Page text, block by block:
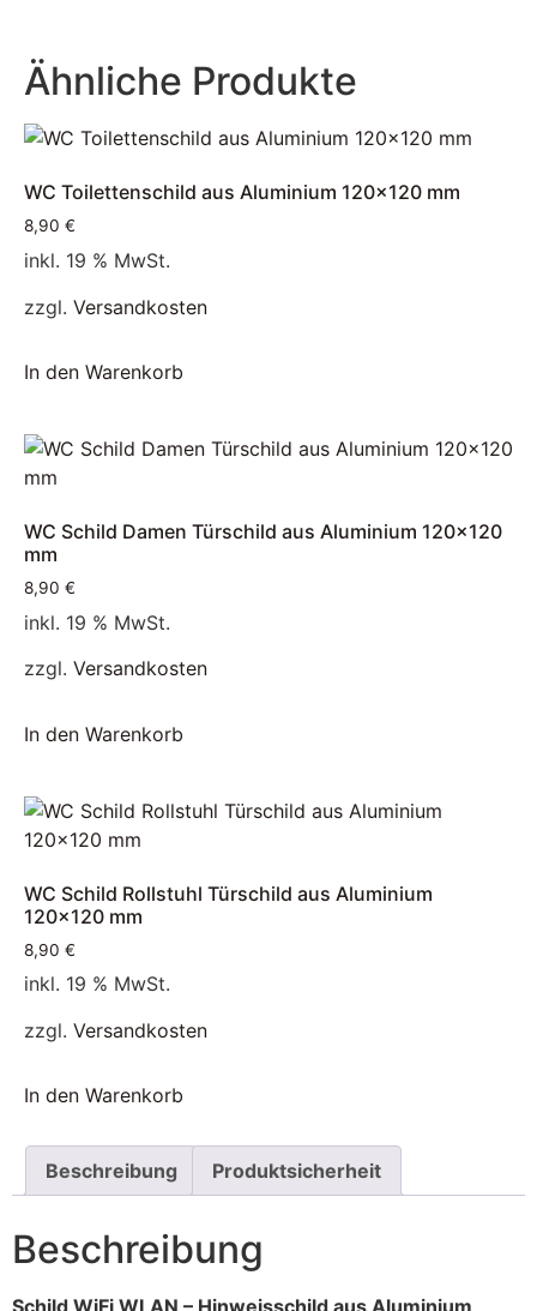
Ähnliche Produkte
WC Toilettenschild aus Aluminium 120×120 mm
8,90 €
inkl. 19 % MwSt.
zzgl. Versandkosten
In den Warenkorb
WC Schild Damen Türschild aus Aluminium 120×120
mm
8,90 €
inkl. 19 % MwSt.
zzgl. Versandkosten
In den Warenkorb
WC Schild Rollstuhl Türschild aus Aluminium
120×120 mm
8,90 €
inkl. 19 % MwSt.
zzgl. Versandkosten
In den Warenkorb
Beschreibung Produktsicherheit
Beschreibung